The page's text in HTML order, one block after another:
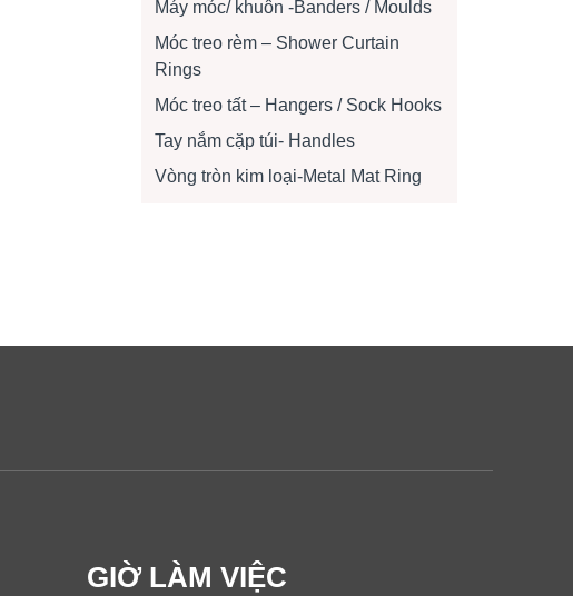
Máy móc/ khuôn -Banders / Moulds
Móc treo rèm – Shower Curtain
Rings
Móc treo tất – Hangers / Sock Hooks
Tay nắm cặp túi- Handles
Vòng tròn kim loại-Metal Mat Ring
GIỜ LÀM VIỆC